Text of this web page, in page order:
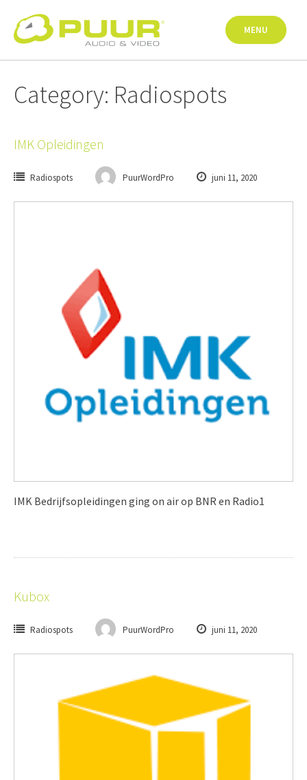
content
MENU
Category: Radiospots
IMK Opleidingen
Radiospots PuurWordPro juni 11, 2020
IMK Bedrijfsopleidingen ging on air op BNR en Radio1
Kubox
Radiospots PuurWordPro juni 11, 2020